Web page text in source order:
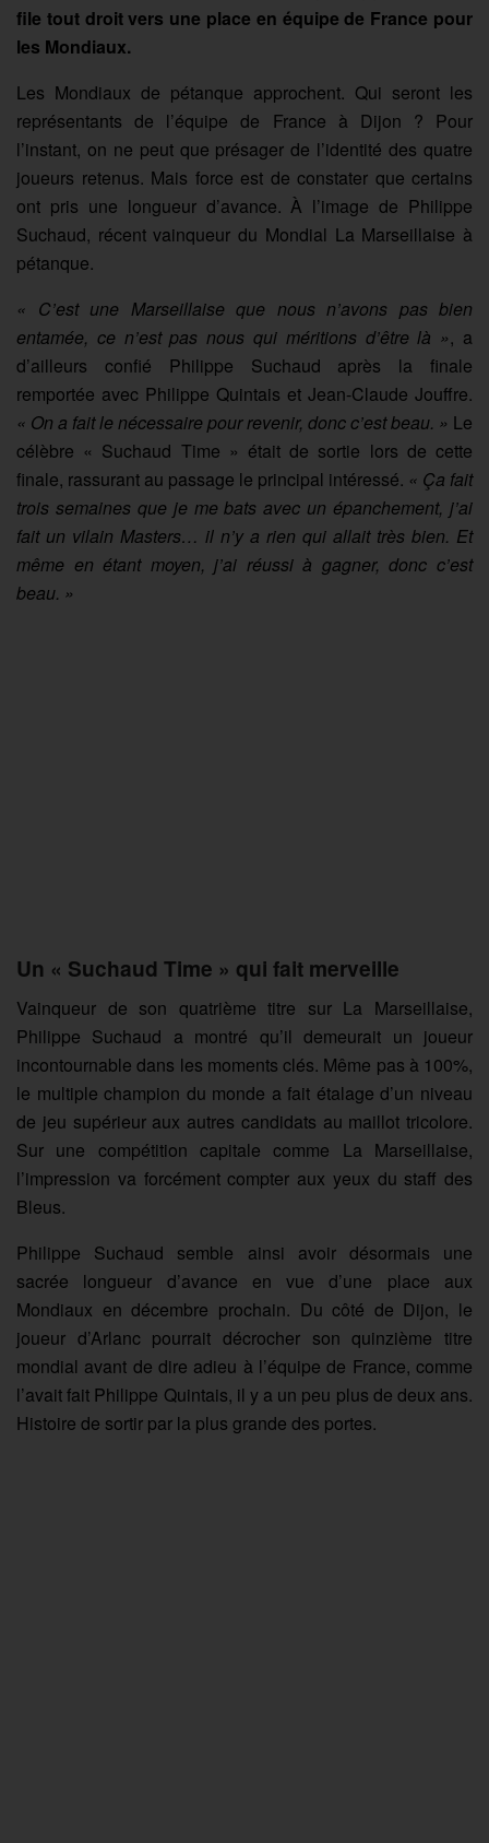
file tout droit vers une place en équipe de France pour
les Mondiaux.
Les Mondiaux de pétanque approchent. Qui seront les
représentants de l’équipe de France à Dijon ? Pour
l’instant, on ne peut que présager de l’identité des quatre
joueurs retenus. Mais force est de constater que certains
ont pris une longueur d’avance. À l’image de Philippe
Suchaud, récent vainqueur du Mondial La Marseillaise à
pétanque.
« C’est une Marseillaise que nous n’avons pas bien
entamée, ce n’est pas nous qui méritions d’être là », a
d’ailleurs confié Philippe Suchaud après la finale
remportée avec Philippe Quintais et Jean-Claude Jouffre.
« On a fait le nécessaire pour revenir, donc c’est beau. » Le
célèbre « Suchaud Time » était de sortie lors de cette
finale, rassurant au passage le principal intéressé. « Ça fait
trois semaines que je me bats avec un épanchement, j’ai
fait un vilain Masters… il n’y a rien qui allait très bien. Et
même en étant moyen, j’ai réussi à gagner, donc c’est
beau. »
Un « Suchaud Time » qui fait merveille
Vainqueur de son quatrième titre sur La Marseillaise,
Philippe Suchaud a montré qu’il demeurait un joueur
incontournable dans les moments clés. Même pas à 100%,
le multiple champion du monde a fait étalage d’un niveau
de jeu supérieur aux autres candidats au maillot tricolore.
Sur une compétition capitale comme La Marseillaise,
l’impression va forcément compter aux yeux du staff des
Bleus.
Philippe Suchaud semble ainsi avoir désormais une
sacrée longueur d’avance en vue d’une place aux
Mondiaux en décembre prochain. Du côté de Dijon, le
joueur d’Arlanc pourrait décrocher son quinzième titre
mondial avant de dire adieu à l’équipe de France, comme
l’avait fait Philippe Quintais, il y a un peu plus de deux ans.
Histoire de sortir par la plus grande des portes.